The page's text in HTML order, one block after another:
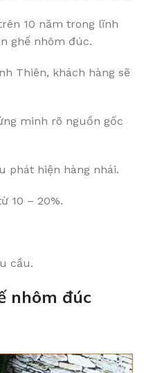
10 năm trong lĩnh
ghế nhôm đúc.
Thiên, khách hàng sẽ
minh rõ nguồn gốc
phát hiện hàng nhái.
10 – 20%.
cầu.
nhôm đúc